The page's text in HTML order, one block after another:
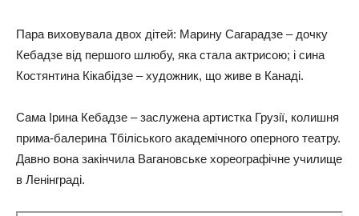
Пара виховувала двох дітей: Марину Сагарадзе – дочку
Кебадзе від першого шлюбу, яка стала актрисою; і сина
Костянтина Кікабідзе – художник, що живе в Канаді.
Сама Ірина Кебадзе – заслужена артистка Грузії, колишня
прима-балерина Тбіліського академічного оперного театру.
Давно вона закінчила Вагановське хореографічне училище
в Ленінграді.